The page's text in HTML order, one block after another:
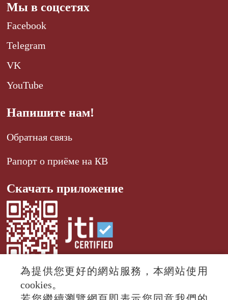
Мы в соцсетях
Facebook
Telegram
VK
YouTube
Напишите нам!
Обратная связь
Рапорт о приёме на КВ
Скачать приложение
為提供您更好的網站服務，本網站使用
cookies。